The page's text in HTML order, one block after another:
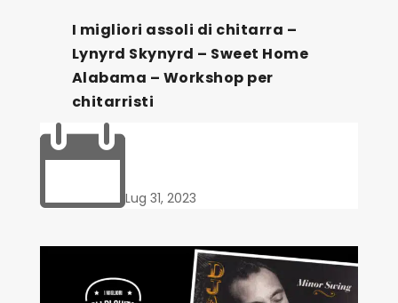
I migliori assoli di chitarra –
Lynyrd Skynyrd – Sweet Home
Alabama – Workshop per
chitarristi
Lug 31, 2023